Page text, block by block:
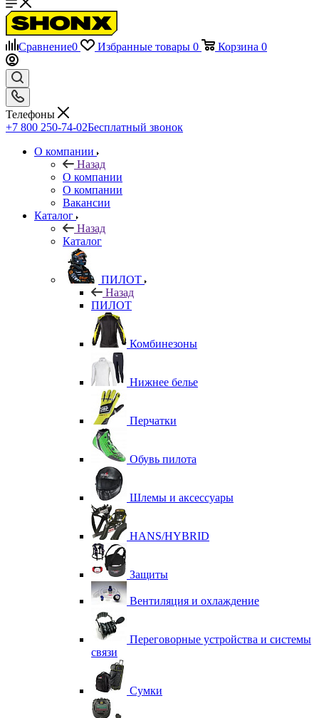
Сравнение0 Избранные товары 0 Корзина 0
Телефоны
+7 800 250-74-02Бесплатный звонок
О компании
Назад
О компании
О компании
Вакансии
Каталог
Назад
Каталог
ПИЛОТ
Назад
ПИЛОТ
Комбинезоны
Нижнее белье
Перчатки
Обувь пилота
Шлемы и аксессуары
HANS/HYBRID
Защиты
Вентиляция и охлаждение
Переговорные устройства и системы
связи
Сумки